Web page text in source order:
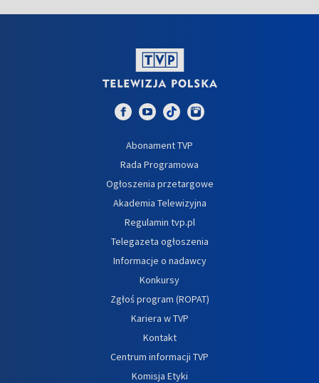
Abonament TVP
Rada Programowa
Ogłoszenia przetargowe
Akademia Telewizyjna
Regulamin tvp.pl
Telegazeta ogłoszenia
Informacje o nadawcy
Konkursy
Zgłoś program (ROPAT)
Kariera w TVP
Kontakt
Centrum informacji TVP
Komisja Etyki